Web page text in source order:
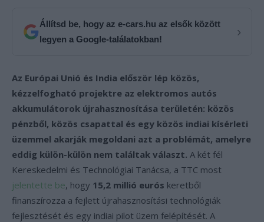
Állítsd be, hogy az e-cars.hu az elsők között
legyen a Google-találatokban!
›
Az Európai Unió és India először lép közös,
kézzelfogható projektre az elektromos autós
akkumulátorok újrahasznosítása területén: közös
pénzből, közös csapattal és egy közös indiai kísérleti
üzemmel akarják megoldani azt a problémát, amelyre
eddig külön-külön nem találtak választ. A két fél
Kereskedelmi és Technológiai Tanácsa, a TTC most
jelentette be, hogy 15,2 millió eurós keretből
finanszírozza a fejlett újrahasznosítási technológiák
fejlesztését és egy indiai pilot üzem felépítését. A